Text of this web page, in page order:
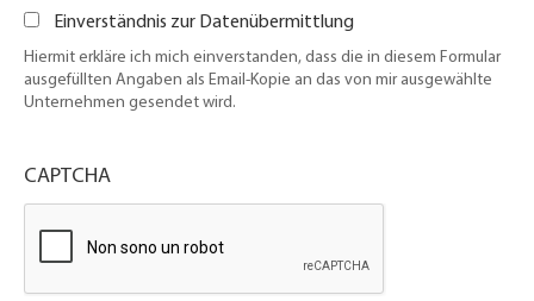
Einverständnis zur Datenübermittlung
Hiermit erkläre ich mich einverstanden, dass die in diesem Formular
ausgefüllten Angaben als Email-Kopie an das von mir ausgewählte
Unternehmen gesendet wird.
CAPTCHA